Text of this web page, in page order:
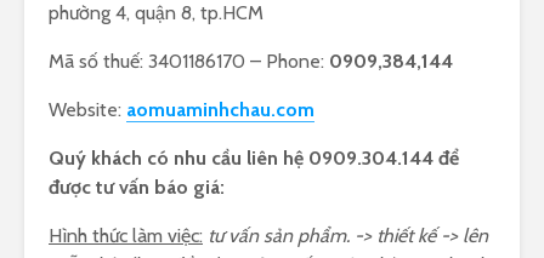
phường 4, quận 8, tp.HCM
Mã số thuế: 3401186170 – Phone: 0909,384,144
Website: aomuaminhchau.com
Quý khách có nhu cầu liên hệ 0909.304.144 để
được tư vấn báo giá:
Hình thức làm việc: tư vấn sản phẩm. -> thiết kế -> lên